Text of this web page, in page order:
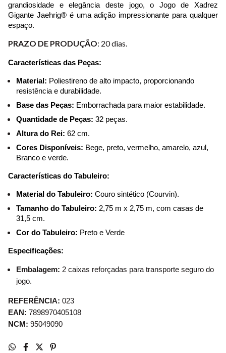
grandiosidade e elegância deste jogo, o Jogo de Xadrez
Gigante Jaehrig® é uma adição impressionante para qualquer
espaço.
PRAZO DE PRODUÇÃO: 20 dias.
Características das Peças:
Material: Poliestireno de alto impacto, proporcionando
resistência e durabilidade.
Base das Peças: Emborrachada para maior estabilidade.
Quantidade de Peças: 32 peças.
Altura do Rei: 62 cm.
Cores Disponíveis: Bege, preto, vermelho, amarelo, azul,
Branco e verde.
Características do Tabuleiro:
Material do Tabuleiro: Couro sintético (Courvin).
Tamanho do Tabuleiro: 2,75 m x 2,75 m, com casas de
31,5 cm.
Cor do Tabuleiro: Preto e Verde
Especificações:
Embalagem: 2 caixas reforçadas para transporte seguro do
jogo.
REFERÊNCIA: 023
EAN: 7898970405108
NCM: 95049090